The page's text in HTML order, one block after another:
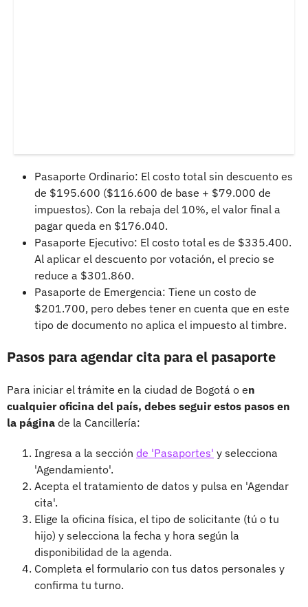
Pasaporte Ordinario: El costo total sin descuento es
de $195.600 ($116.600 de base + $79.000 de
impuestos). Con la rebaja del 10%, el valor final a
pagar queda en $176.040.
Pasaporte Ejecutivo: El costo total es de $335.400.
Al aplicar el descuento por votación, el precio se
reduce a $301.860.
Pasaporte de Emergencia: Tiene un costo de
$201.700, pero debes tener en cuenta que en este
tipo de documento no aplica el impuesto al timbre.
Pasos para agendar cita para el pasaporte
Para iniciar el trámite en la ciudad de Bogotá o en
cualquier oficina del país, debes seguir estos pasos en
la página de la Cancillería:
Ingresa a la sección de 'Pasaportes' y selecciona
'Agendamiento'.
Acepta el tratamiento de datos y pulsa en 'Agendar
cita'.
Elige la oficina física, el tipo de solicitante (tú o tu
hijo) y selecciona la fecha y hora según la
disponibilidad de la agenda.
Completa el formulario con tus datos personales y
confirma tu turno.